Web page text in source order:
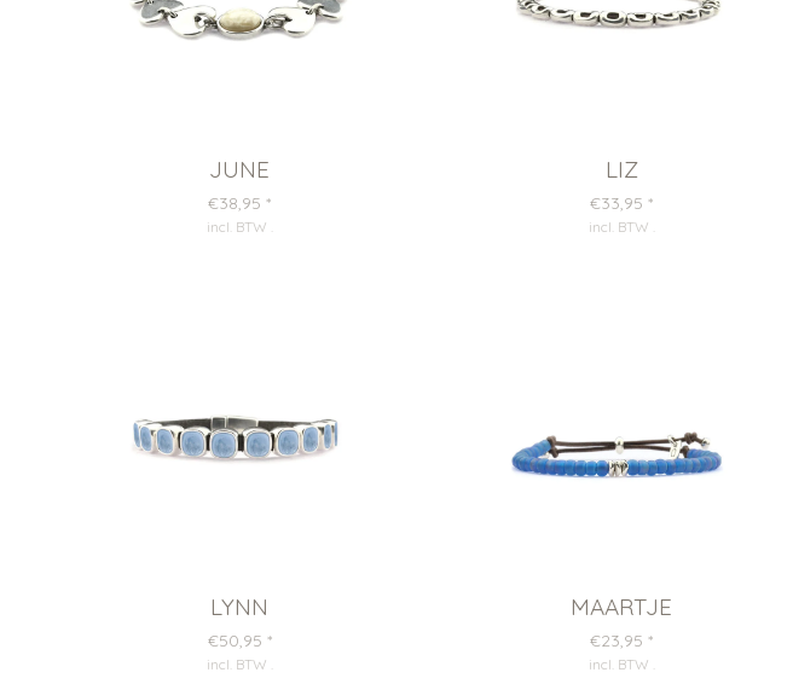
JUNE
€38,95 *
incl. BTW
LIZ
€33,95 *
incl. BTW
LYNN
€50,95 *
incl. BTW
MAARTJE
€23,95 *
incl. BTW